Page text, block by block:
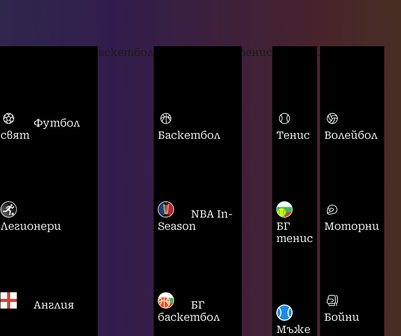
Футбол
свят
Легионери
Англия
баскетбол
Баскетбол
NBA In-
Season
БГ
баскетбол
тенис
Тенис
БГ
тенис
Мъже
...
Волейбол
Моторни
Бойни